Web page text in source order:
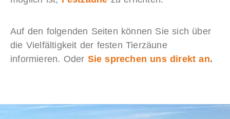
Auf den folgenden Seiten können Sie sich über
die Vielfältigkeit der festen Tierzäune
informieren. Oder Sie sprechen uns direkt an.